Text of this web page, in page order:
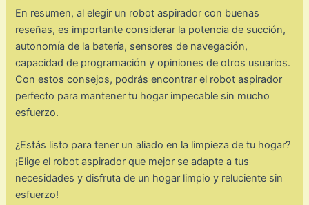
En resumen, al elegir un robot aspirador con buenas
reseñas, es importante considerar la potencia de succión,
autonomía de la batería, sensores de navegación,
capacidad de programación y opiniones de otros usuarios.
Con estos consejos, podrás encontrar el robot aspirador
perfecto para mantener tu hogar impecable sin mucho
esfuerzo.
¿Estás listo para tener un aliado en la limpieza de tu hogar?
¡Elige el robot aspirador que mejor se adapte a tus
necesidades y disfruta de un hogar limpio y reluciente sin
esfuerzo!